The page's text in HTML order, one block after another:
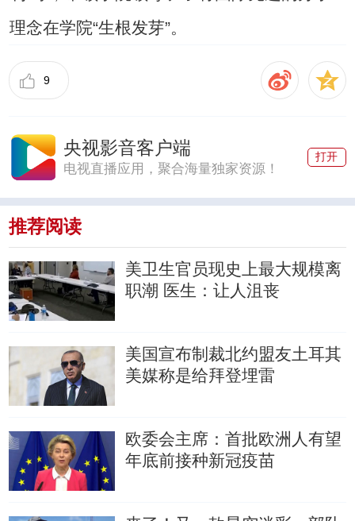
理念在学院“生根发芽”。
9
央视影音客户端
电视直播应用，聚合海量独家资源！
打开
推荐阅读
美卫生官员现史上最大规模离
职潮 医生：让人沮丧
美国宣布制裁北约盟友土耳其
美媒称是给拜登埋雷
欧委会主席：首批欧洲人有望
年底前接种新冠疫苗